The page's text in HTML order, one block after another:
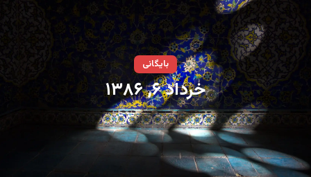
بایگانی
خرداد ۶, ۱۳۸۶